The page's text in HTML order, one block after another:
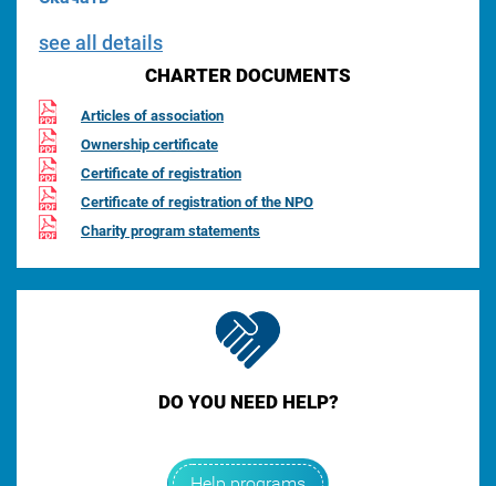
see all details
CHARTER DOCUMENTS
Articles of association
Ownership certificate
Certificate of registration
Certificate of registration of the NPO
Charity program statements
DO YOU NEED HELP?